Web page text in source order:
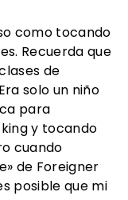
como tocando
Recuerda que
de
solo un niño
para
y tocando
cuando
de Foreigner
posible que mi